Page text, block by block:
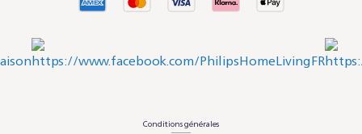
Conditions générales